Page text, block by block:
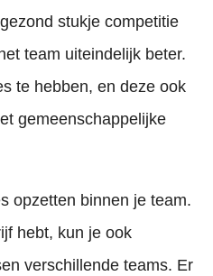
stukje competitie
team uiteindelijk beter.
te hebben, en deze ook
gemeenschappelijke
opzetten binnen je team.
hebt, kun je ook
verschillende teams. Er